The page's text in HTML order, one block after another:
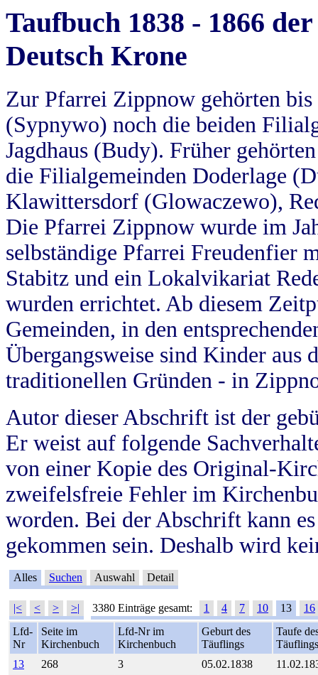
Taufbuch 1838 - 1866
Deutsch Krone
Zur Pfarrei Zippnow gehörten
(Sypnywo) noch die beiden
Jagdhaus (Budy). Früher
die Filialgemeinden Doderlage
Klawittersdorf (Glowaczewo),
Die Pfarrei Zippnow wurde im
selbständige Pfarrei Freudenfier
Stabitz und ein Lokalvikariat
wurden errichtet. Ab diesem
Gemeinden, in den
Übergangsweise sind Kinder aus
traditionellen Gründen - in
Autor dieser Abschrift ist der
Er weist auf folgende
von einer Kopie des Original-
zweifelsfreie Fehler im
worden. Bei der Abschrift kann
gekommen sein. Deshalb wird
Alles Suchen Auswahl Detail
|< < > >| 3380 Einträge gesamt: 1 4 7 10 13
16
Lfd-
Nr
Seite im
Kirchenbuch
Lfd-Nr im
Kirchenbuch
Geburt des
Täuflings
Taufe
Täuflings
13
268 3 05.02.1838